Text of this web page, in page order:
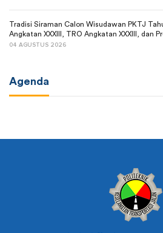
Tradisi Siraman Calon Wisudawan PKTJ
Angkatan XXXIII, TRO Angkatan XXXIII, dan
04 AGUSTUS 2026
Agenda